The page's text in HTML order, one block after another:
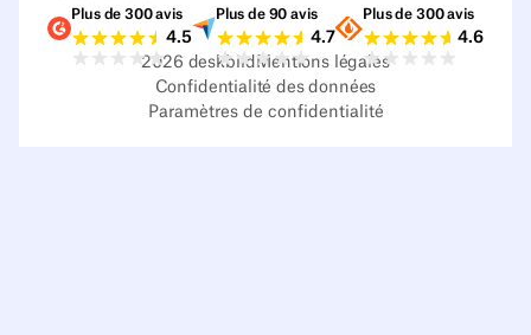
Notes G2
Plus de 300 avis
4.5
Notes Capterra
Plus de 90 avis
4.7
Notes
Plus de 300 avis
4.6
2026 deskbird Mentions légales
Confidentialité des données
Paramètres de confidentialité